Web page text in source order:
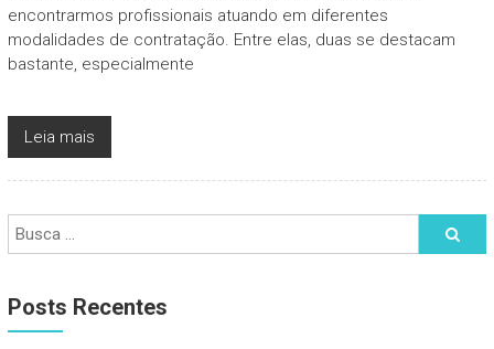
encontrarmos profissionais atuando em diferentes
modalidades de contratação. Entre elas, duas se destacam
bastante, especialmente
Leia mais
Posts Recentes